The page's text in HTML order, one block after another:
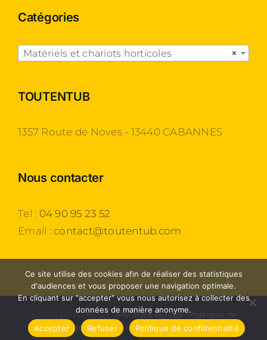
Catégories
×
Matériels et chariots horticoles
TOUTENTUB
1357 Route de Noves - 13440 CABANNES
Nous contacter
Tel : 04 90 95 23 52
Email :contact@toutentub.com
© 2025 TOUTENTUB |Mentions légales|Politique de
confidentialité| Une création Agence 54
Ce site utilise des cookies afin de réaliser des statistiques
d'audiences et vous proposer une navigation optimale.
En cliquant sur "accepter" vous nous autorisez à collecter des
données de manière anonyme.
Accepter
Refuser Politique de confidentialité